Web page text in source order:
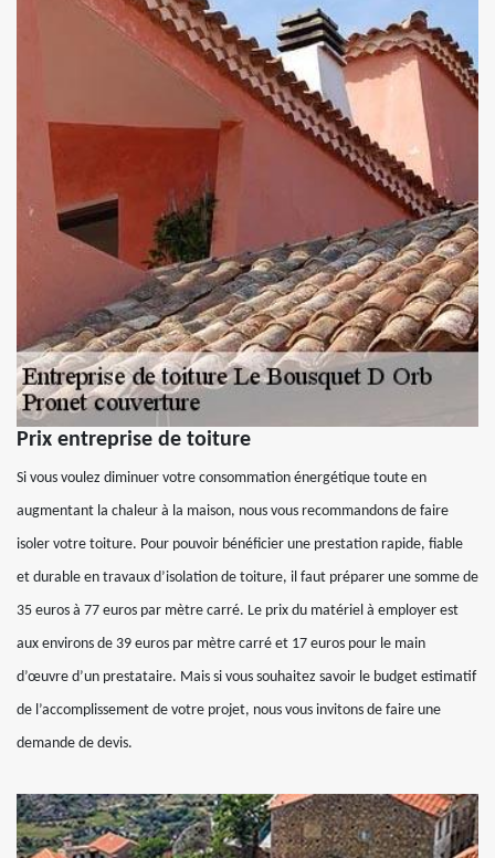
Prix entreprise de toiture
Si vous voulez diminuer votre consommation énergétique toute en
augmentant la chaleur à la maison, nous vous recommandons de faire
isoler votre toiture. Pour pouvoir bénéficier une prestation rapide, fiable
et durable en travaux d’isolation de toiture, il faut préparer une somme de
35 euros à 77 euros par mètre carré. Le prix du matériel à employer est
aux environs de 39 euros par mètre carré et 17 euros pour le main
d’œuvre d’un prestataire. Mais si vous souhaitez savoir le budget estimatif
de l’accomplissement de votre projet, nous vous invitons de faire une
demande de devis.